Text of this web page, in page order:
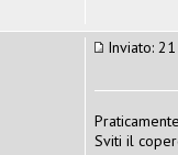
Inviato:
Sviti il